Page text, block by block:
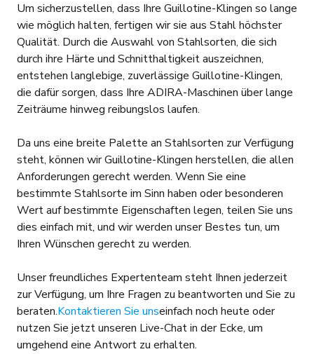
Um sicherzustellen, dass Ihre Guillotine-Klingen so lange
wie möglich halten, fertigen wir sie aus Stahl höchster
Qualität. Durch die Auswahl von Stahlsorten, die sich
durch ihre Härte und Schnitthaltigkeit auszeichnen,
entstehen langlebige, zuverlässige Guillotine-Klingen,
die dafür sorgen, dass Ihre ADIRA-Maschinen über lange
Zeiträume hinweg reibungslos laufen.
Da uns eine breite Palette an Stahlsorten zur Verfügung
steht, können wir Guillotine-Klingen herstellen, die allen
Anforderungen gerecht werden. Wenn Sie eine
bestimmte Stahlsorte im Sinn haben oder besonderen
Wert auf bestimmte Eigenschaften legen, teilen Sie uns
dies einfach mit, und wir werden unser Bestes tun, um
Ihren Wünschen gerecht zu werden.
Unser freundliches Expertenteam steht Ihnen jederzeit
zur Verfügung, um Ihre Fragen zu beantworten und Sie zu
beraten.Kontaktieren Sie unseinfach noch heute oder
nutzen Sie jetzt unseren Live-Chat in der Ecke, um
umgehend eine Antwort zu erhalten.